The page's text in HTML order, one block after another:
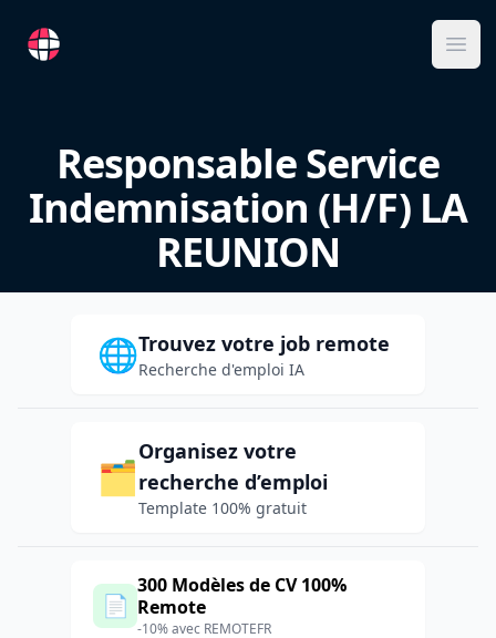
RemoteFR
Responsable Service
Indemnisation (H/F) LA
REUNION
🌐Trouvez votre job remote
Recherche d'emploi IA
🗂️
Organisez votre
recherche d’emploi
Template 100% gratuit
📄
300 Modèles de CV 100%
Remote
-10% avec REMOTEFR